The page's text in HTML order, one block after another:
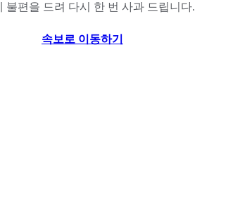
불편을 드려 다시 한 번 사과 드립니다.
속보로 이동하기